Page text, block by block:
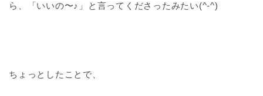
ら、「いいの〜♪」と言ってくださったみたい(^-^)
ちょっとしたことで、